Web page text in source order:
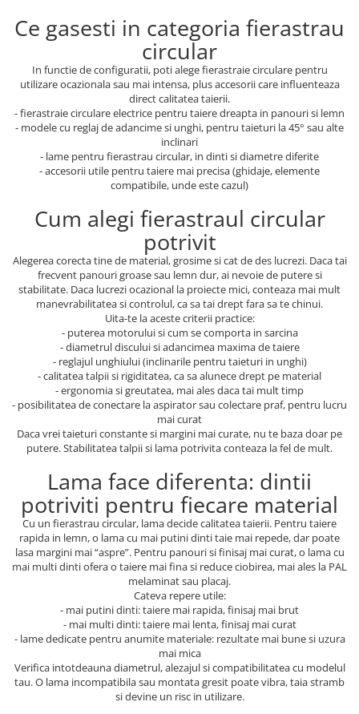
Ce gasesti in categoria fierastrau
circular
In functie de configuratii, poti alege fierastraie circulare pentru
utilizare ocazionala sau mai intensa, plus accesorii care influenteaza
direct calitatea taierii.
- fierastraie circulare electrice pentru taiere dreapta in panouri si lemn
- modele cu reglaj de adancime si unghi, pentru taieturi la 45° sau alte
inclinari
- lame pentru fierastrau circular, in dinti si diametre diferite
- accesorii utile pentru taiere mai precisa (ghidaje, elemente
compatibile, unde este cazul)
Cum alegi fierastraul circular
potrivit
Alegerea corecta tine de material, grosime si cat de des lucrezi. Daca tai
frecvent panouri groase sau lemn dur, ai nevoie de putere si
stabilitate. Daca lucrezi ocazional la proiecte mici, conteaza mai mult
manevrabilitatea si controlul, ca sa tai drept fara sa te chinui.
Uita-te la aceste criterii practice:
- puterea motorului si cum se comporta in sarcina
- diametrul discului si adancimea maxima de taiere
- reglajul unghiului (inclinarile pentru taieturi in unghi)
- calitatea talpii si rigiditatea, ca sa alunece drept pe material
- ergonomia si greutatea, mai ales daca tai mult timp
- posibilitatea de conectare la aspirator sau colectare praf, pentru lucru
mai curat
Daca vrei taieturi constante si margini mai curate, nu te baza doar pe
putere. Stabilitatea talpii si lama potrivita conteaza la fel de mult.
Lama face diferenta: dintii
potriviti pentru fiecare material
Cu un fierastrau circular, lama decide calitatea taierii. Pentru taiere
rapida in lemn, o lama cu mai putini dinti taie mai repede, dar poate
lasa margini mai “aspre”. Pentru panouri si finisaj mai curat, o lama cu
mai multi dinti ofera o taiere mai fina si reduce ciobirea, mai ales la PAL
melaminat sau placaj.
Cateva repere utile:
- mai putini dinti: taiere mai rapida, finisaj mai brut
- mai multi dinti: taiere mai lenta, finisaj mai curat
- lame dedicate pentru anumite materiale: rezultate mai bune si uzura
mai mica
Verifica intotdeauna diametrul, alezajul si compatibilitatea cu modelul
tau. O lama incompatibila sau montata gresit poate vibra, taia stramb
si devine un risc in utilizare.